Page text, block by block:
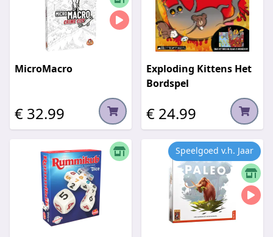
MicroMacro
€ 32.99
Exploding Kittens Het
Bordspel
€ 24.99
Speelgoed v.h. Jaar